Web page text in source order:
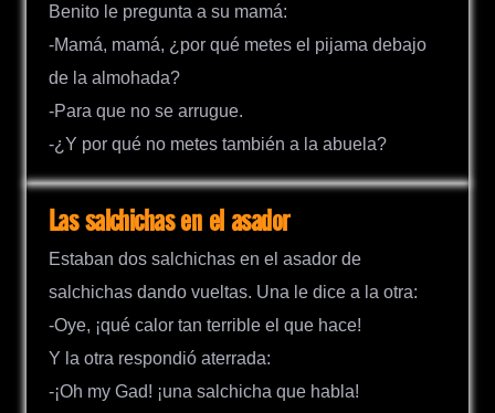
Benito le pregunta a su mamá:
-Mamá, mamá, ¿por qué metes el pijama debajo
de la almohada?
-Para que no se arrugue.
-¿Y por qué no metes también a la abuela?
Las salchichas en el asador
Estaban dos salchichas en el asador de
salchichas dando vueltas. Una le dice a la otra:
-Oye, ¡qué calor tan terrible el que hace!
Y la otra respondió aterrada:
-¡Oh my Gad! ¡una salchicha que habla!